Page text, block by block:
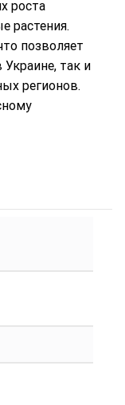
роста
растения.
позволяет
так и
регионов.